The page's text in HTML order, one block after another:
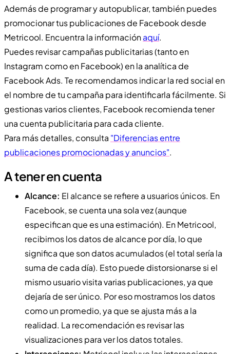
Además de programar y autopublicar, también puedes
promocionar tus publicaciones de Facebook desde
Metricool. Encuentra la informaciónaquí.
Puedes revisar campañas publicitarias (tanto en
Instagram como en Facebook) en la analítica de
Facebook Ads. Te recomendamos indicar la red social en
el nombre de tu campaña para identificarla fácilmente. Si
gestionas varios clientes, Facebook recomienda tener
una cuenta publicitaria para cada cliente.
Para más detalles, consulta "Diferencias entre
publicaciones promocionadas y anuncios".
A tener en cuenta
Alcance: El alcance se refiere a usuarios únicos. En
Facebook, se cuenta una sola vez (aunque
especifican que es una estimación). En Metricool,
recibimos los datos de alcance por día, lo que
significa que son datos acumulados (el total sería la
suma de cada día). Esto puede distorsionarse si el
mismo usuario visita varias publicaciones, ya que
dejaría de ser único. Por eso mostramos los datos
como un promedio, ya que se ajusta más a la
realidad. La recomendación es revisar las
visualizaciones para ver los datos totales.